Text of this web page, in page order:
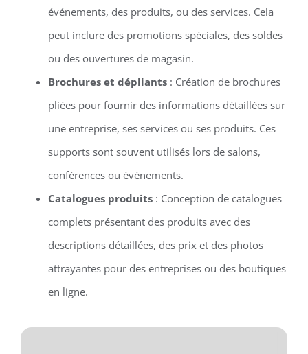
événements, des produits, ou des services. Cela
peut inclure des promotions spéciales, des soldes
ou des ouvertures de magasin.
Brochures et dépliants: Création de brochures
pliées pour fournir des informations détaillées sur
une entreprise, ses services ou ses produits. Ces
supports sont souvent utilisés lors de salons,
conférences ou événements.
Catalogues produits: Conception de catalogues
complets présentant des produits avec des
descriptions détaillées, des prix et des photos
attrayantes pour des entreprises ou des boutiques
en ligne.